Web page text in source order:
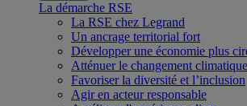
La démarche RSE
La RSE chez Legrand
Un ancrage territorial fort
Développer une économie plus
Atténuer le changement climatique
Favoriser la diversité et l’inclusion
Agir en acteur responsable